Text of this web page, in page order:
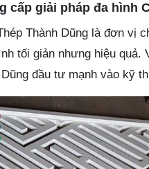
cấp giải pháp đa hình
Thành Dũng là đơn vị
tối giản nhưng hiệu quả.
đầu tư mạnh vào kỹ